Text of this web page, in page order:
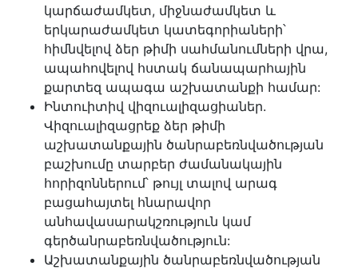
կարճաժամկետ, միջնաժամկետ և
երկարաժամկետ կատեգորիաների՝
հիմնվելով ձեր թիմի սահմանումների վրա,
ապահովելով հստակ ճանապարհային
քարտեզ ապագա աշխատանքի համար:
Ինտուիտիվ վիզուալիզացիաներ.
Վիզուալիզացրեք ձեր թիմի
աշխատանքային ծանրաբեռնվածության
բաշխումը տարբեր ժամանակային
հորիզոններում՝ թույլ տալով արագ
բացահայտել հնարավոր
անհավասարակշռություն կամ
գերծանրաբեռնվածություն:
Աշխատանքային ծանրաբեռնվածության